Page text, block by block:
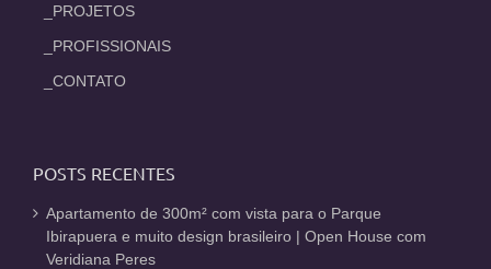
_PROJETOS
_PROFISSIONAIS
_CONTATO
POSTS RECENTES
Apartamento de 300m² com vista para o Parque
Ibirapuera e muito design brasileiro | Open House com
Veridiana Peres